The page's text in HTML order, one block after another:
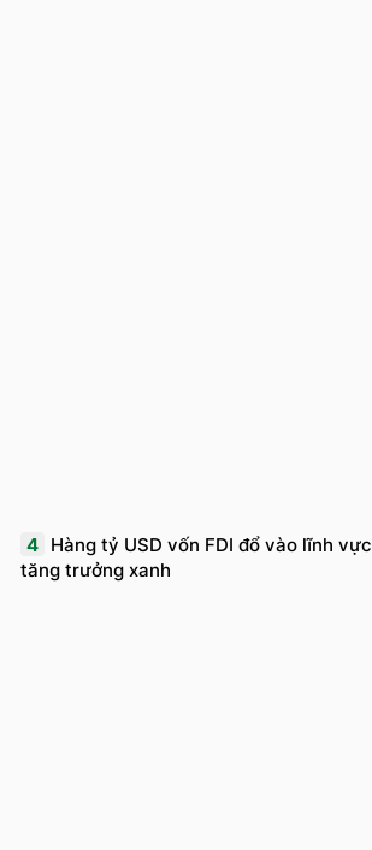
4 Hàng tỷ USD vốn FDI đổ vào lĩnh vực
tăng trưởng xanh